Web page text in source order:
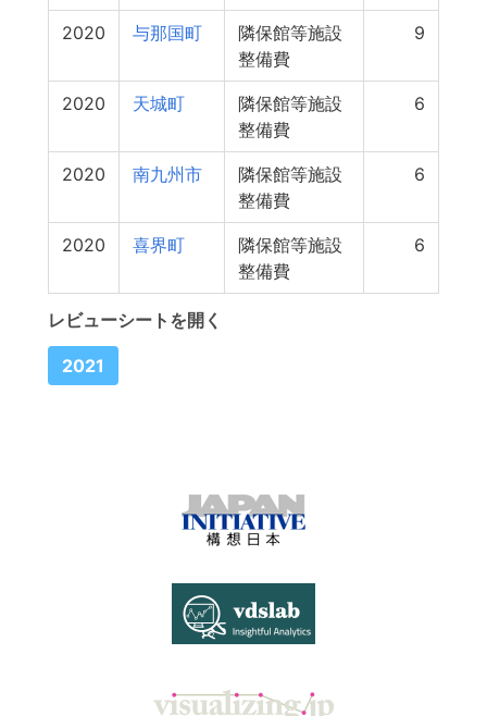
2020 与那国町
隣保館等施設
整備費
9
2020 天城町
隣保館等施設
整備費
6
2020 南九州市
隣保館等施設
整備費
6
2020 喜界町
隣保館等施設
整備費
6
レビューシートを開く
2021